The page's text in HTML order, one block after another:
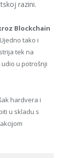
razini.
Blockchain
tako i
tek na
u potrošnji
hardvera i
u skladu s